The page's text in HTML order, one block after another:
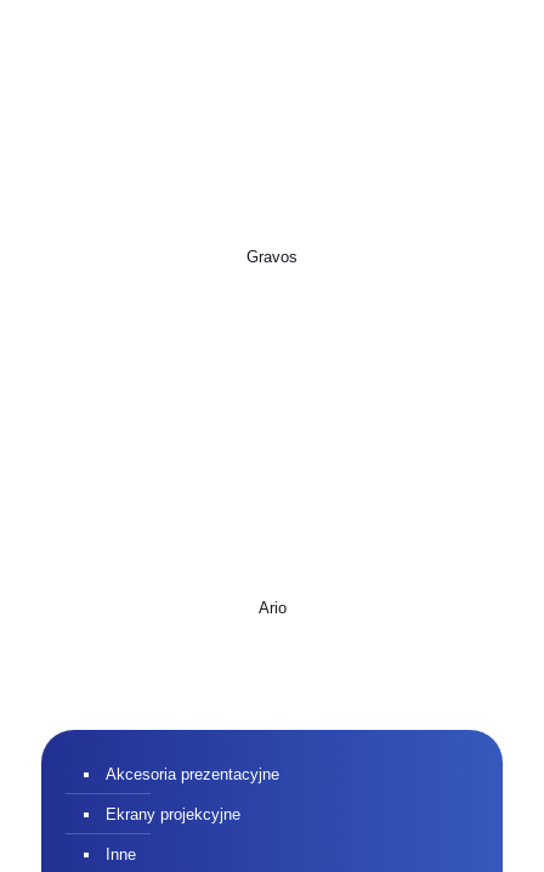
Gravos
Ario
Akcesoria prezentacyjne
Ekrany projekcyjne
Inne